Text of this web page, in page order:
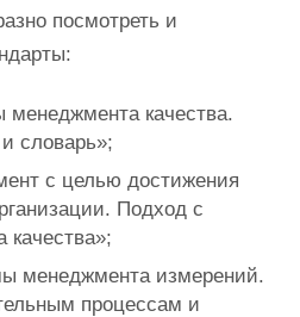
посмотреть и
качества.
словарь»;
с целью достижения
Подход с
качества»;
менеджмента измерений.
процессам и